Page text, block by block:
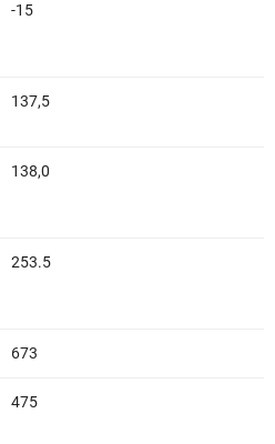
-15
137,5
138,0
253.5
673
475